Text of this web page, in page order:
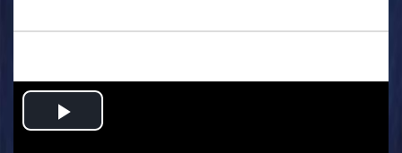
Play